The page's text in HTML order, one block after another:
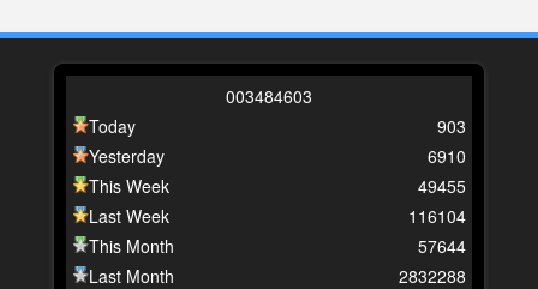
003484603
Today
Yesterday
This Week
Last Week
This Month
Last Month
903
6910
49455
116104
57644
2832288